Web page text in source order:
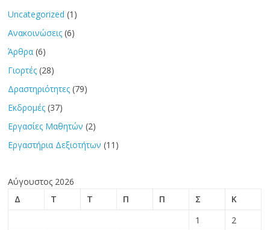
Uncategorized (1)
Ανακοινώσεις (6)
Άρθρα (6)
Γιορτές (28)
Δραστηριότητες (79)
Εκδρομές (37)
Εργασίες Μαθητών (2)
Εργαστήρια Δεξιοτήτων (11)
Αύγουστος 2026
Δ
Τ Τ Π Π Σ
Κ
1
2